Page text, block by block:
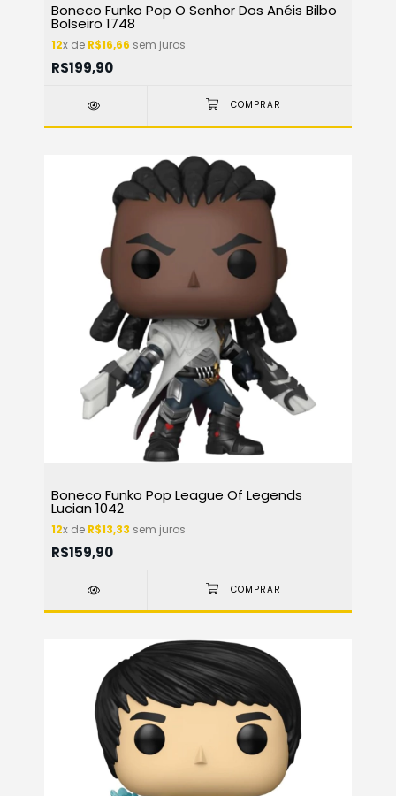
Boneco Funko Pop O Senhor Dos Anéis Bilbo
Bolseiro 1748
12x de R$16,66 sem juros
R$199,90
Boneco Funko Pop League Of Legends
Lucian 1042
12x de R$13,33 sem juros
R$159,90